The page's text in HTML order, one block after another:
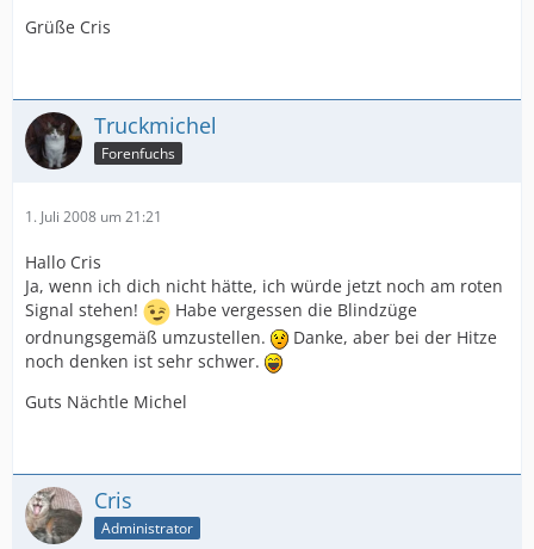
Grüße Cris
Truckmichel
Forenfuchs
1. Juli 2008 um 21:21
Hallo Cris
Ja, wenn ich dich nicht hätte, ich würde jetzt noch am roten
Signal stehen!
Habe vergessen die Blindzüge
ordnungsgemäß umzustellen.
Danke, aber bei der Hitze
noch denken ist sehr schwer.
Guts Nächtle Michel
Cris
Administrator